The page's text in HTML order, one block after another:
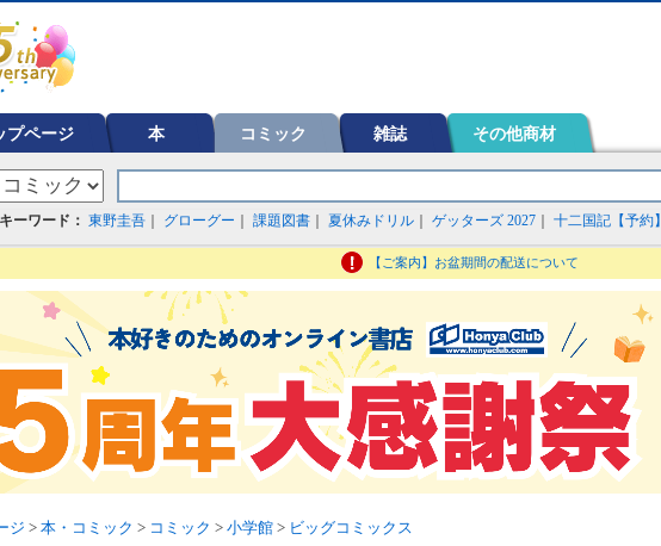
プページ 本 コミック 雑誌 その他商材
ーワード： 東野圭吾 グローグー 課題図書 夏休みドリル ゲッターズ 2027 十二国記【予約】
【ご案内】お盆期間の配送について
ジ > 本・コミック > コミック > 小学館 > ビッグコミックス